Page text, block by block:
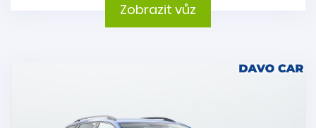
Zobrazit vůz